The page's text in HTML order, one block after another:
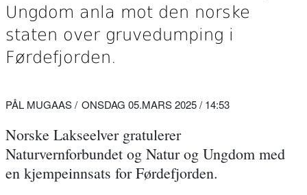
Ungdom anla mot den norske
staten over gruvedumping i
Førdefjorden.
PÅL MUGAAS ONSDAG 05.MARS 2025 / 14:53
Norske Lakseelver gratulerer
Naturvernforbundet og Natur og Ungdom med
en kjempeinnsats for Førdefjorden.